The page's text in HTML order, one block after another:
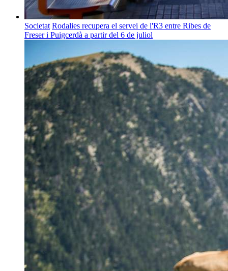
Societat Rodalies recupera el servei de l'R3 entre Ribes de
Freser i Puigcerdà a partir del 6 de juliol